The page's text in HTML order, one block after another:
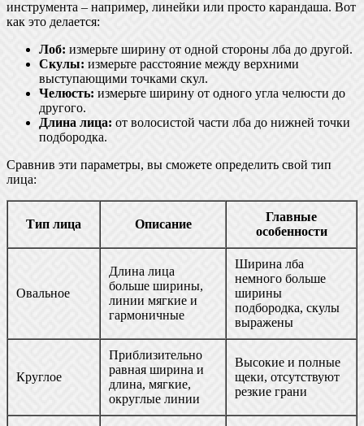
инструмента – например, линейки или просто карандаша. Вот
как это делается:
Лоб: измерьте ширину от одной стороны лба до другой.
Скулы: измерьте расстояние между верхними
выступающими точками скул.
Челюсть: измерьте ширину от одного угла челюсти до
другого.
Длина лица: от волосистой части лба до нижней точки
подбородка.
Сравнив эти параметры, вы сможете определить свой тип
лица:
Тип лица Описание
Главные
особенности
Овальное
Длина лица
больше ширины,
линии мягкие и
гармоничные
Ширина лба
немного больше
ширины
подбородка, скулы
выражены
Круглое
Приблизительно
равная ширина и
длина, мягкие,
округлые линии
Высокие и полные
щеки, отсутствуют
резкие грани